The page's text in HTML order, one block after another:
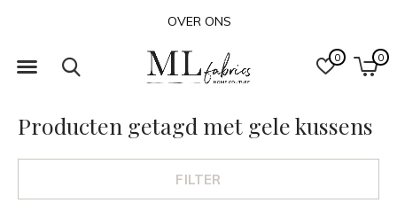
0 0
OVER ONS
Producten getagd met gele kussens
FILTER